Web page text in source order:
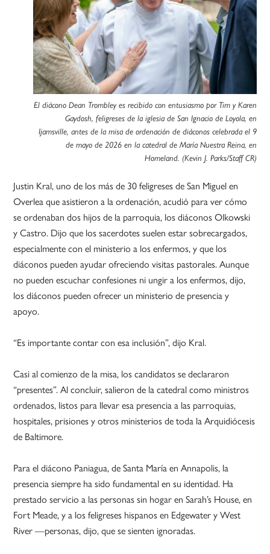
El diácono Dean Trombley es recibido con entusiasmo por Tim y Karen
Gaydosh, feligreses de la iglesia de San Ignacio de Loyola, en
Ijamsville, antes de la misa de ordenación de diáconos celebrada el 9
de mayo de 2026 en la catedral de María Nuestra Reina, en
Homeland. (Kevin J. Parks/Staff CR)
Justin Kral, uno de los más de 30 feligreses de San Miguel en
Overlea que asistieron a la ordenación, acudió para ver cómo
se ordenaban dos hijos de la parroquia, los diáconos Olkowski
y Castro. Dijo que los sacerdotes suelen estar sobrecargados,
especialmente con el ministerio a los enfermos, y que los
diáconos pueden ayudar ofreciendo visitas pastorales. Aunque
no pueden escuchar confesiones ni ungir a los enfermos, dijo,
los diáconos pueden ofrecer un ministerio de presencia y
apoyo.
“Es importante contar con esa inclusión”, dijo Kral.
Casi al comienzo de la misa, los candidatos se declararon
“presentes”. Al concluir, salieron de la catedral como ministros
ordenados, listos para llevar esa presencia a las parroquias,
hospitales, prisiones y otros ministerios de toda la Arquidiócesis
de Baltimore.
Para el diácono Paniagua, de Santa María en Annapolis, la
presencia siempre ha sido fundamental en su identidad. Ha
prestado servicio a las personas sin hogar en Sarah’s House, en
Fort Meade, y a los feligreses hispanos en Edgewater y West
River —personas, dijo, que se sienten ignoradas.